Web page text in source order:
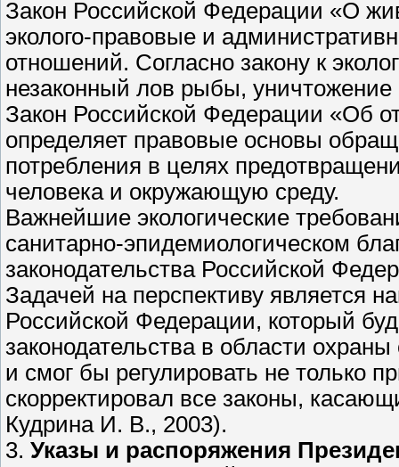
Закон Российской Федерации «О
эколого-правовые и
отношений. Согласно закону к
незаконный лов рыбы,
Закон Российской Федерации «Об
определяет правовые основы
потребления в целях
человека и окружающую среду.
Важнейшие экологические
санитарно-эпидемиологическом
законодательства Российской
Задачей на перспективу является
Российской Федерации, который
законодательства в области
и смог бы регулировать не только
скорректировал все законы,
Кудрина И. В., 2003).
3. Указы и распоряжения